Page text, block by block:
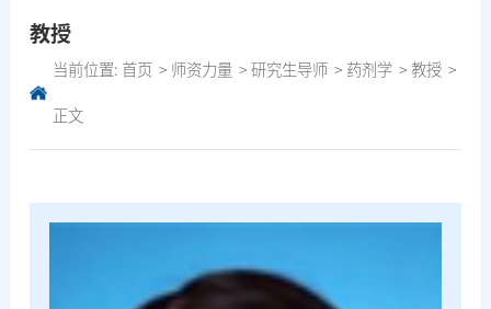
教授
当前位置: 首页 师资力量 研究生导师 药剂学 教授
正文